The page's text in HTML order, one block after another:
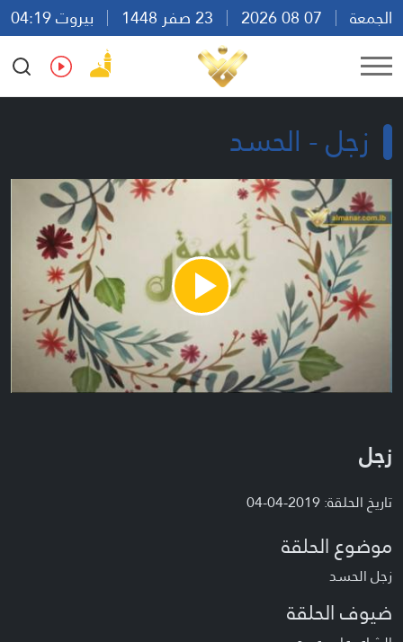
الجمعة
بيروت 04:19
Ar
En Fr Es
زجل - الحسد
Play
Video
زجل
تاريخ الحلقة: 2019-04-04
موضوع الحلقة
زجل الحسد
ضيوف الحلقة